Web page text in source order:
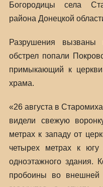
Богородицы села
района Донецкой
Разрушения вызваны
обстрел попали
примыкающий к
храма.
«26 августа в
видели свежую
метрах к западу от
четырех метрах к
одноэтажного
пробоины во внешней